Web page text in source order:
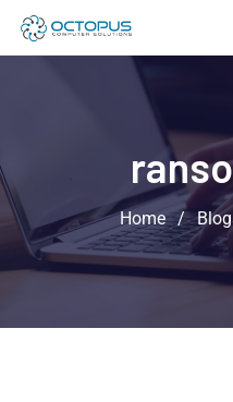
Home /